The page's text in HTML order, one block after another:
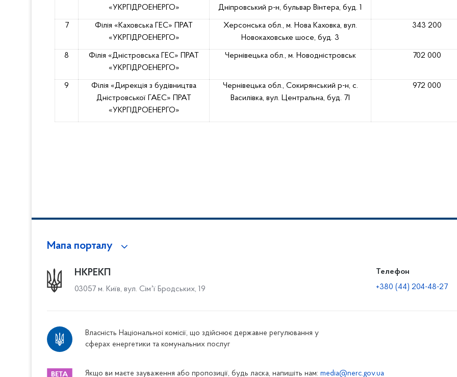
«УКРГІДРОЕНЕРГО»
Дніпровський р-н, бульвар Вінтера, буд. 1
7
Філія «Каховська ГЕС» ПРАТ
«УКРГІДРОЕНЕРГО»
Херсонська обл., м. Нова Каховка, вул.
Новокаховське шосе, буд. 3
343 200
8
Філія «Дністровська ГЕС» ПРАТ
«УКРГІДРОЕНЕРГО»
Чернівецька обл., м. Новодністровськ 702 000
9
Філія «Дирекція з будівництва
Дністровської ГАЕС» ПРАТ
«УКРГІДРОЕНЕРГО»
Чернівецька обл., Сокирянський р-н, с.
Василівка, вул. Центральна, буд. 71
972 000
Мапа порталу
НКРЕКП
03057 м. Київ, вул. Сімʼї Бродських, 19
Телефон
+380 (44) 204-48-27
Власність Національної комісії, що здійснює державне регулювання у
сферах енергетики та комунальних послуг
Якщо ви маєте зауваження або пропозиції, будь ласка, напишіть нам: media@nerc.gov.ua